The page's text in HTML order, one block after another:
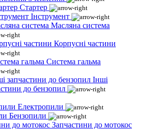
Стартер
Інструмент
Масляна система
Корпусні частини
Система гальма
Інші
до бензопил
Електропили
Бензопили
Запчастини до мотокос